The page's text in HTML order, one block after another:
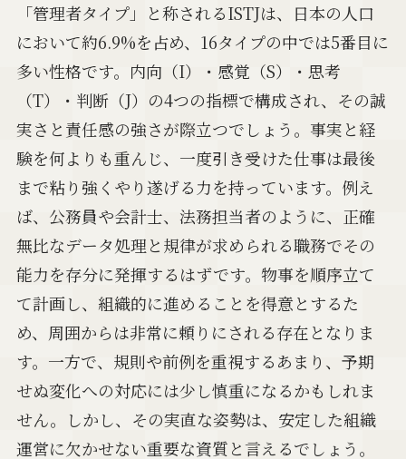
「管理者タイプ」と称されるISTJは、日本の人口
において約6.9%を占め、16タイプの中では5番目に
多い性格です。内向（I）・感覚（S）・思考
（T）・判断（J）の4つの指標で構成され、その誠
実さと責任感の強さが際立つでしょう。事実と経
験を何よりも重んじ、一度引き受けた仕事は最後
まで粘り強くやり遂げる力を持っています。例え
ば、公務員や会計士、法務担当者のように、正確
無比なデータ処理と規律が求められる職務でその
能力を存分に発揮するはずです。物事を順序立て
て計画し、組織的に進めることを得意とするた
め、周囲からは非常に頼りにされる存在となりま
す。一方で、規則や前例を重視するあまり、予期
せぬ変化への対応には少し慎重になるかもしれま
せん。しかし、その実直な姿勢は、安定した組織
運営に欠かせない重要な資質と言えるでしょう。